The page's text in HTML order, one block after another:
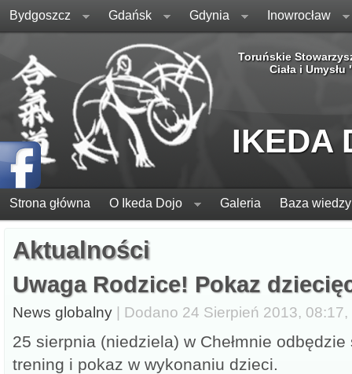
Bydgoszcz Gdańsk Gdynia Inowrocław
Toruńskie
Ciała i Umysłu
IKEDA
Strona główna O Ikeda Dojo Galeria Baza wiedzy
Aktualności
Uwaga Rodzice! Pokaz
News globalny | Dodano 24 Sierpień 2013,
25 sierpnia (niedziela) w Chełmnie
trening i pokaz w wykonaniu dzieci.